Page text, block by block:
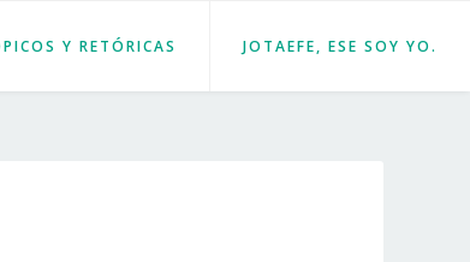
Y RETÓRICAS JOTAEFE, ESE SOY YO.